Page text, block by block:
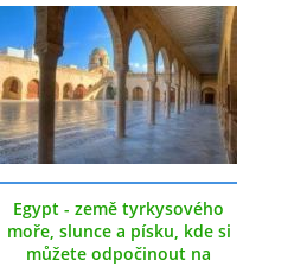
Egypt - země tyrkysového
moře, slunce a písku, kde si
můžete odpočinout na